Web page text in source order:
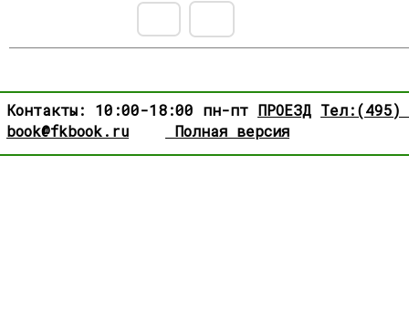
Контакты: 10:00-18:00 пн-пт ПРОЕЗД Тел:(495)
book@fkbook.ru
Полная версия